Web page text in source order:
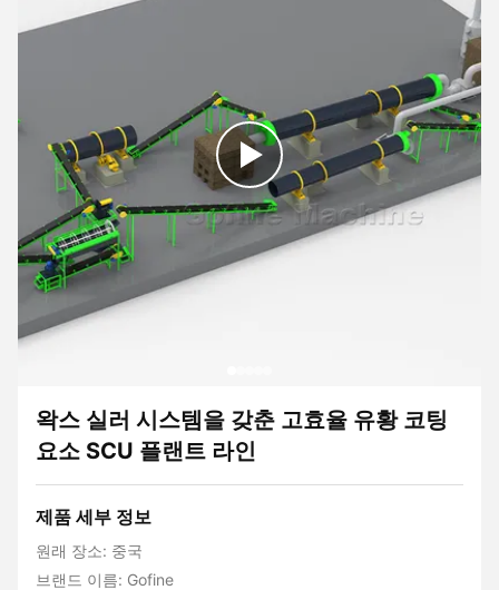
왁스 실러 시스템을 갖춘 고효율 유황 코팅
요소 SCU 플랜트 라인
제품 세부 정보
원래 장소: 중국
브랜드 이름: Gofine